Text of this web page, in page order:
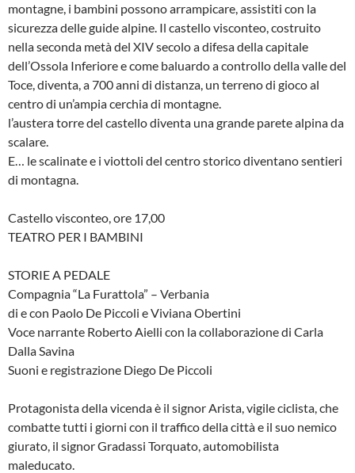
montagne, i bambini possono arrampicare, assistiti con la
sicurezza delle guide alpine. Il castello visconteo, costruito
nella seconda metà del XIV secolo a difesa della capitale
dell’Ossola Inferiore e come baluardo a controllo della valle del
Toce, diventa, a 700 anni di distanza, un terreno di gioco al
centro di un’ampia cerchia di montagne.
l’austera torre del castello diventa una grande parete alpina da
scalare.
E… le scalinate e i viottoli del centro storico diventano sentieri
di montagna.
Castello visconteo, ore 17,00
TEATRO PER I BAMBINI
STORIE A PEDALE
Compagnia “La Furattola” – Verbania
di e con Paolo De Piccoli e Viviana Obertini
Voce narrante Roberto Aielli con la collaborazione di Carla
Dalla Savina
Suoni e registrazione Diego De Piccoli
Protagonista della vicenda è il signor Arista, vigile ciclista, che
combatte tutti i giorni con il traffico della città e il suo nemico
giurato, il signor Gradassi Torquato, automobilista
maleducato.